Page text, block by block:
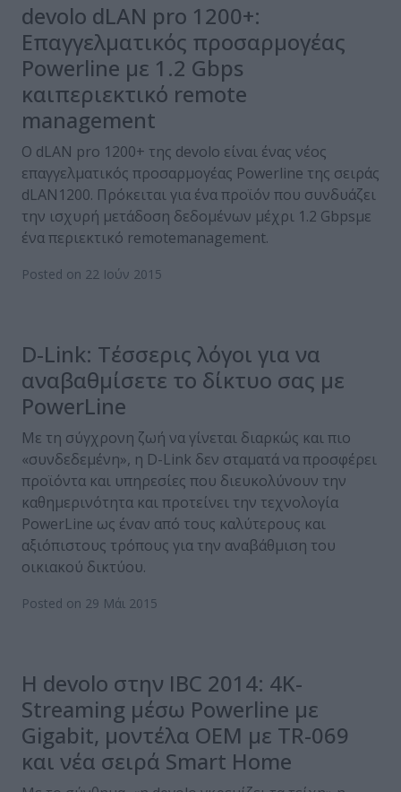
devolo dLAN pro 1200+:
Επαγγελματικός προσαρμογέας
Powerline με 1.2 Gbps
καιπεριεκτικό remote
management
Ο dLAN pro 1200+ της devolo είναι ένας νέος
επαγγελματικός προσαρμογέας Powerline της σειράς
dLAN1200. Πρόκειται για ένα προϊόν που συνδυάζει
την ισχυρή μετάδοση δεδομένων μέχρι 1.2 Gbpsμε
ένα περιεκτικό remotemanagement.
Posted on 22 Ιούν 2015
D-Link: Τέσσερις λόγοι για να
αναβαθμίσετε το δίκτυο σας με
PowerLine
Με τη σύγχρονη ζωή να γίνεται διαρκώς και πιο
«συνδεδεμένη», η D-Link δεν σταματά να προσφέρει
προϊόντα και υπηρεσίες που διευκολύνουν την
καθημερινότητα και προτείνει την τεχνολογία
PowerLine ως έναν από τους καλύτερους και
αξιόπιστους τρόπους για την αναβάθμιση του
οικιακού δικτύου.
Posted on 29 Μάι 2015
H devolo στην IBC 2014: 4K-
Streaming μέσω Powerline με
Gigabit, μοντέλα OEM με TR-069
και νέα σειρά Smart Home